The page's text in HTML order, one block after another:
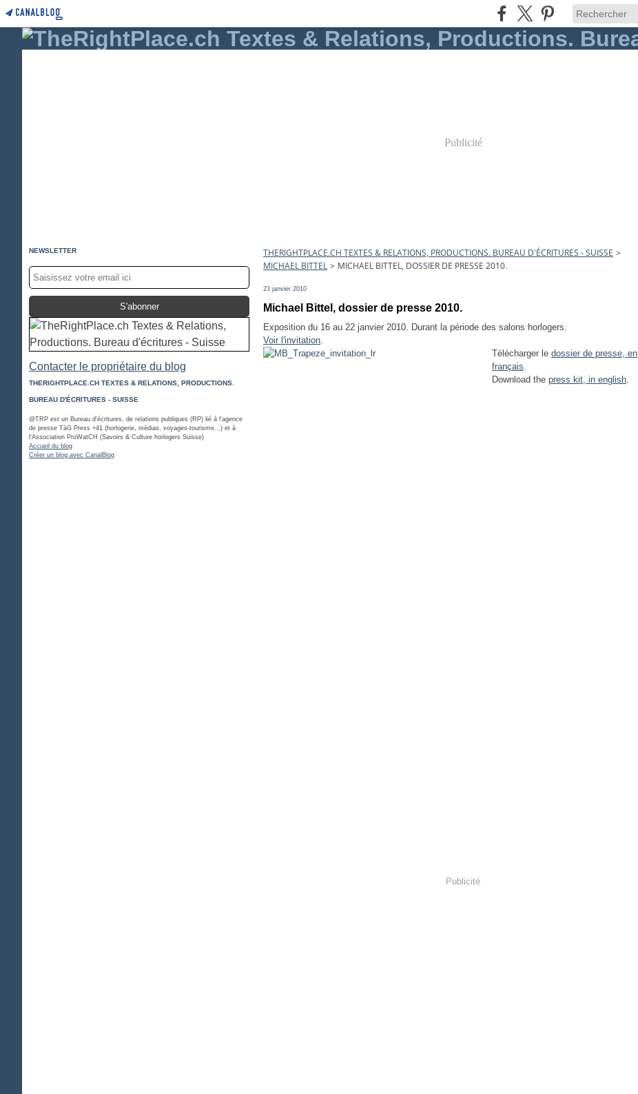
Publicité
NEWSLETTER
Contacter le propriétaire du blog
THERIGHTPLACE.CH TEXTES & RELATIONS, PRODUCTIONS.
BUREAU D'ÉCRITURES - SUISSE
@TRP est un Bureau d'écritures, de relations publiques (RP) lié à l'agence
de presse TàG Press +41 (horlogerie, médias, voyages-tourisme...) et à
l'Association ProWatCH (Savoirs & Culture horlogers Suisse)
Accueil du blog
Créer un blog avec CanalBlog
THERIGHTPLACE.CH TEXTES & RELATIONS, PRODUCTIONS. BUREAU D'ÉCRITURES - SUISSE >
MICHAEL BITTEL > MICHAEL BITTEL, DOSSIER DE PRESSE 2010.
23 janvier 2010
Michael Bittel, dossier de presse 2010.
Exposition du 16 au 22 janvier 2010. Durant la période des salons horlogers.
Voir l'invitation.
Télécharger le dossier de presse, en
français.
Download the press kit, in english.
Publicité